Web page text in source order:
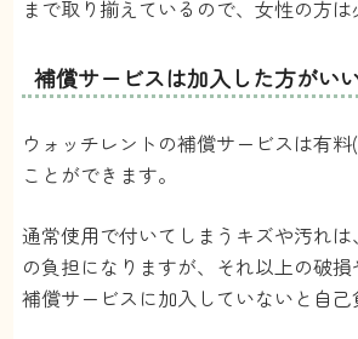
他社のサブスクと比べてもウォッチレ
しかもブランドの品揃えもいいし、種
【取り扱い商品】
オメガ、ロレックスの取り扱いが豊富
ンズプランでもブルガリ、シャネル、
レディースの時計も充実している。
【時計の質】
梱包も丁寧で、商品も綺麗な状態。質
ことはこれまでなし。
まで取り揃えているので、女性の方は
補償サービスは加入した方がい
ウォッチレントの補償サービスは有料
ことができます。
通常使用で付いてしまうキズや汚れは
の負担になりますが、それ以上の破損
補償サービスに加入していないと自己